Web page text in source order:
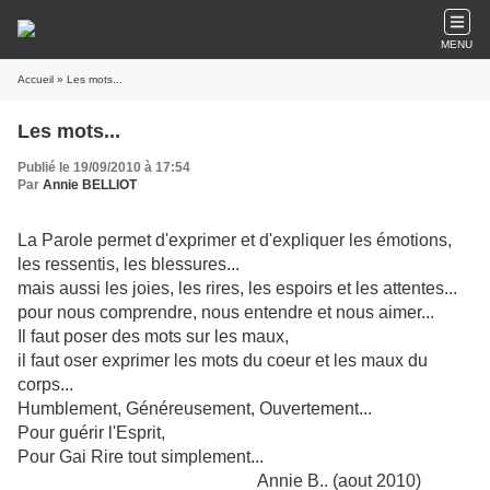
MENU
Accueil » Les mots...
Les mots...
Publié le 19/09/2010 à 17:54
Par Annie BELLIOT
La Parole permet d'exprimer et d'expliquer les émotions,
les ressentis, les blessures...
mais aussi les joies, les rires, les espoirs et les attentes...
pour nous comprendre, nous entendre et nous aimer...
Il faut poser des mots sur les maux,
il faut oser exprimer les mots du coeur et les maux du
corps...
Humblement, Généreusement, Ouvertement...
Pour guérir l'Esprit,
Pour Gai Rire tout simplement...
Annie B.. (aout 2010)